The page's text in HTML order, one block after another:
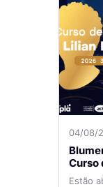
04/08/
Curso
Lilian
Estão